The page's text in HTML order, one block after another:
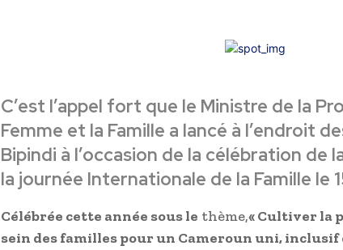
C’est l’appel fort que le Ministre de la
Femme et la Famille a lancé à l’endroit
Bipindi à l’occasion de la célébration de
la journée Internationale de la Famille le
Célébrée cette année sous le thème,« Cultiver la
sein des familles pour un Cameroun uni, inclusif